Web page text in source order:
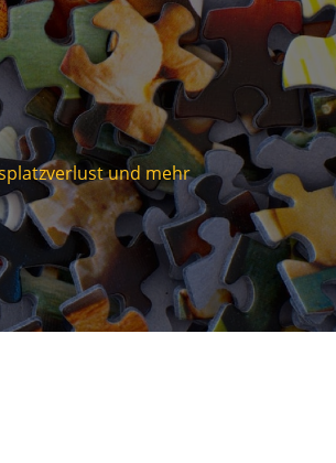
und mehr